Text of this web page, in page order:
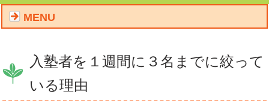
MENU
入塾者を１週間に３名までに絞って
いる理由